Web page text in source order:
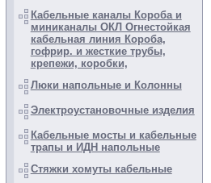
Кабельные каналы Короба и
миниканалы ОКЛ Огнестойкая
кабельная линия Короба,
гофрир. и жесткие трубы,
крепежи, коробки,
Люки напольные и Колонны
Электроустановочные изделия
Кабельные мосты и кабельные
трапы и ИДН напольные
Стяжки хомуты кабельные